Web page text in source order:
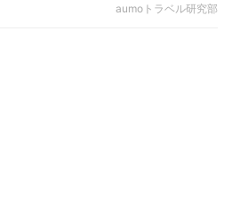
aumoトラベル研究部